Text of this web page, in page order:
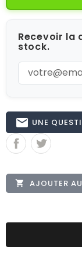
Recevoir la
stock.
email UNE
 AJOUTER